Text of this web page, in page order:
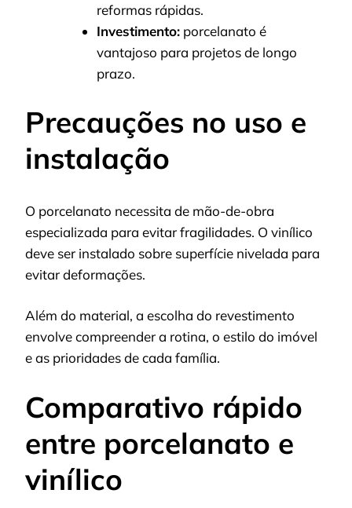
reformas rápidas.
Investimento: porcelanato é
vantajoso para projetos de longo
prazo.
Precauções no uso e
instalação
O porcelanato necessita de mão-de-obra
especializada para evitar fragilidades. O vinílico
deve ser instalado sobre superfície nivelada para
evitar deformações.
Além do material, a escolha do revestimento
envolve compreender a rotina, o estilo do imóvel
e as prioridades de cada família.
Comparativo rápido
entre porcelanato e
vinílico